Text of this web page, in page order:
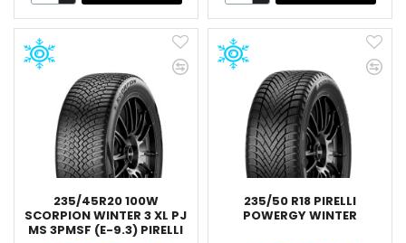
235/45R20 100W
SCORPION WINTER 3 XL PJ
MS 3PMSF (E-9.3) PIRELLI
235/50 R18 PIRELLI
POWERGY WINTER